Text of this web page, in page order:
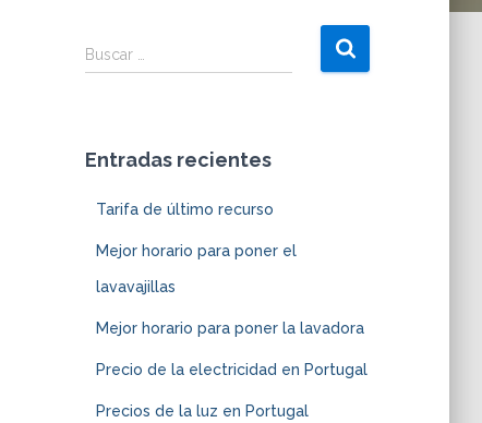
Buscar …
Entradas recientes
Tarifa de último recurso
Mejor horario para poner el
lavavajillas
Mejor horario para poner la lavadora
Precio de la electricidad en Portugal
Precios de la luz en Portugal